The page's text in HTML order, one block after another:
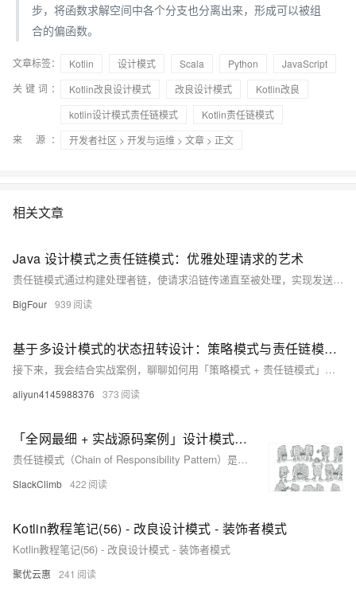
步，将函数求解空间中各个分支也分离出来，形成可以被组
合的偏函数。
文章标签： Kotlin 设计模式 Scala Python
JavaScript
关键词：
Kotlin改良设计模式 改良设计模式
Kotlin改良
kotlin设计模式责任链模式
Kotlin责任链模式
来 源：
开发者社区 > 开发与运维 > 文章 > 正文
相关文章
Java 设计模式之责任链模式：优雅处理请求的艺术
责任链模式通过构建处理者链，使请求沿链传递直至被处理，实现发送者与接收者的解耦。适用于审批流程、日志处理等多级处理场景，提升系统灵活性与可扩展性。
BigFour 939
基于多设计模式的状态扭转设计：策略模式与责任链模式的实战应用
接下来，我会结合实战案例，聊聊如何用「策略模式 + 责任链模式」构建灵活可扩展的状态引擎，让抽奖系统的状态管理从「混乱战场」变成「有序流水线」。
aliyun4145988376 373
「全网最细 + 实战源码案例」设计模式——责任链模式
责任链模式（Chain of Responsibility Pattern）是一种行为型设计模式，允许将请求沿着处理者链进行发送。每个处理者可以处理请求或将其传递给下一个处理者，从而实现解耦和灵活性。其结构包括抽象处理者（Handler）、具体处理者（ConcreteHandler）和客户端（Client）。适用于不同方式处理不同种类请求、按顺序执行多个处理者、以及运行时改变处理者及其顺序的场景。典型应用包括日志处理、Java Web过滤器、权限认证等。
SlackClimb 422
Kotlin教程笔记(56) - 改良设计模式 - 装饰者模式
Kotlin教程笔记(56) - 改良设计模式 - 装饰者模式
聚优云惠 241